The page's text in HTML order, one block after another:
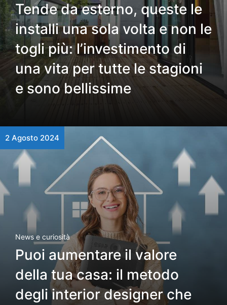
Tende da esterno, queste le
installi una sola volta e non le
togli più: l’investimento di
una vita per tutte le stagioni
e sono bellissime
2 Agosto 2024
News e curiosità
Puoi aumentare il valore
della tua casa: il metodo
degli interior designer che